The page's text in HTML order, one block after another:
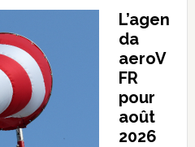
L’agen
da
aeroV
FR
pour
août
2026